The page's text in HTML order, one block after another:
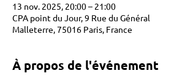
13 nov. 2025, 20:00 – 21:00
CPA point du Jour, 9 Rue du Général
Malleterre, 75016 Paris, France
À propos de l'événement